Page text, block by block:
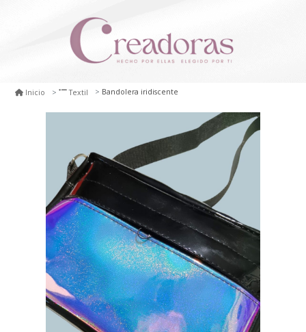
Inicio Textil Bandolera iridiscente